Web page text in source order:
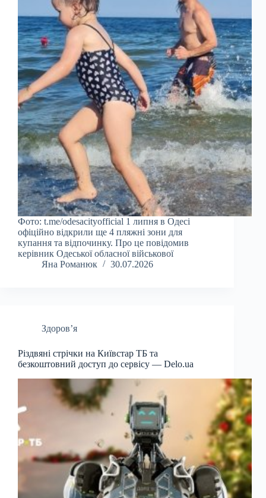
Фото: t.me/odesacityofficial 1 липня в Одесі
офіційно відкрили ще 4 пляжні зони для
купання та відпочинку. Про це повідомив
керівник Одеської обласної військової
Яна Романюк
30.07.2026
Здоров’я
Різдвяні стрічки на Київстар ТБ та
безкоштовний доступ до сервісу — Delo.ua